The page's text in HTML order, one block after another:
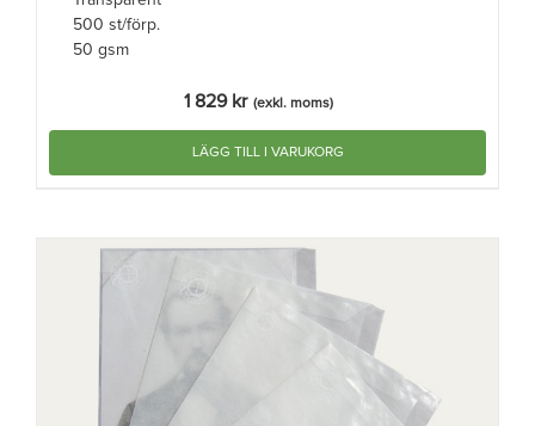
500 st/förp.
50 gsm
1 829 kr (exkl. moms)
LÄGG TILL I VARUKORG